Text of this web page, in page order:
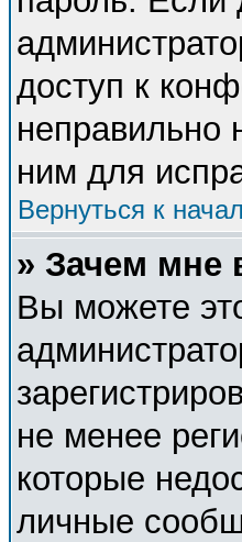
доступ к
неправильно
ним для
Вернуться к
» Зачем мне
Вы можете
не менее
которые
личные